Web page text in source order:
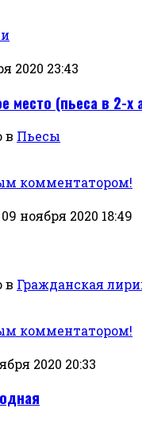
2020 23:43
место (пьеса в 2-х
в Пьесы
комментатором!
ноября 2020 18:49
в Гражданская
комментатором!
2020 20:33